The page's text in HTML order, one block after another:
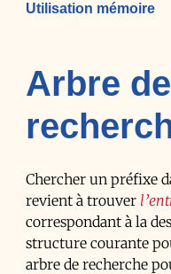
Utilisation mémoire
Arbre de
Chercher un préfixe
revient à trouver
correspondant à la
structure courante
arbre de recherche